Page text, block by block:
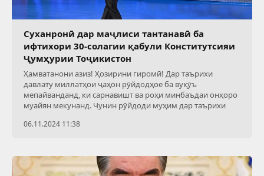
Суханронӣ дар маҷлиси тантанавӣ ба
ифтихори 30-солагии қабули Конститутсияи
Ҷумҳурии Тоҷикистон
Ҳамватанони азиз! Ҳозирини гиромӣ! Дар таърихи
давлату миллатҳои ҷаҳон рӯйдодҳое ба вуқӯъ
мепайванданд, ки сарнавишт ва роҳи минбаъдаи онҳоро
муайян мекунанд. Чунин рӯйдоди муҳим дар таърихи
06.11.2024 11:38